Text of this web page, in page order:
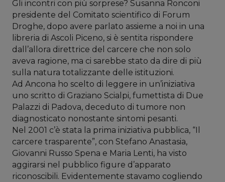
Gli incontri con più sorprese? Susanna Ronconi
presidente del Comitato scientifico di Forum
Droghe, dopo avere parlato assieme a noi in una
libreria di Ascoli Piceno, si è sentita rispondere
dall’allora direttrice del carcere che non solo
aveva ragione, ma ci sarebbe stato da dire di più
sulla natura totalizzante delle istituzioni.
Ad Ancona ho scelto di leggere in un’iniziativa
uno scritto di Graziano Scialpi, fumettista di Due
Palazzi di Padova, deceduto di tumore non
diagnosticato nonostante sintomi pesanti.
Nel 2001 c’è stata la prima iniziativa pubblica, “Il
carcere trasparente”, con Stefano Anastasia,
Giovanni Russo Spena e Maria Lenti, ha visto
aggirarsi nel pubblico figure d’apparato
riconoscibili. Evidentemente stavamo cogliendo